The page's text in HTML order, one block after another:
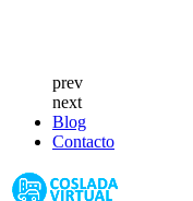
prev
next
Blog
Contacto